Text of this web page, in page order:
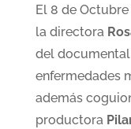
El 8 de
la directora
del documental
enfermedades
además
productora